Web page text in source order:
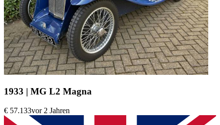
1933 | MG L2 Magna
€ 57.133vor 2 Jahren